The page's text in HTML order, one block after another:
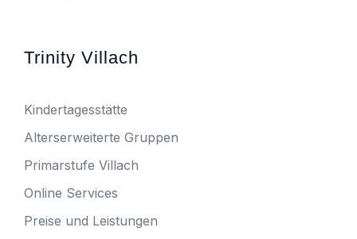
Trinity Villach
Kindertagesstätte
Alterserweiterte Gruppen
Primarstufe Villach
Online Services
Preise und Leistungen